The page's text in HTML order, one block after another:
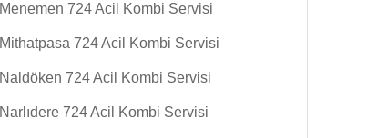
Menemen 724 Acil Kombi Servisi
Mithatpasa 724 Acil Kombi Servisi
Naldöken 724 Acil Kombi Servisi
Narlıdere 724 Acil Kombi Servisi